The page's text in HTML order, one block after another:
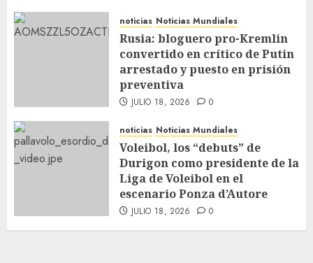
noticias Noticias Mundiales
Rusia: bloguero pro-Kremlin
convertido en crítico de Putin
arrestado y puesto en prisión
preventiva
JULIO 18, 2026 0
noticias Noticias Mundiales
Voleibol, los “debuts” de
Durigon como presidente de la
Liga de Voleibol en el
escenario Ponza d’Autore
JULIO 18, 2026 0